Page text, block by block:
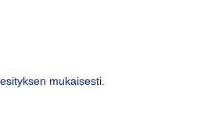
mukaisesti.